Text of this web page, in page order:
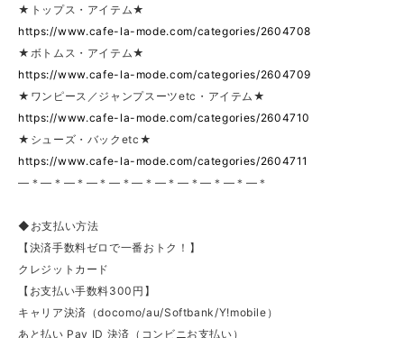
★トップス・アイテム★
https://www.cafe-la-mode.com/categories/2604708
★ボトムス・アイテム★
https://www.cafe-la-mode.com/categories/2604709
★ワンピース／ジャンプスーツetc・アイテム★
https://www.cafe-la-mode.com/categories/2604710
★シューズ・バックetc★
https://www.cafe-la-mode.com/categories/2604711
—＊—＊—＊—＊—＊—＊—＊—＊—＊—＊—＊
◆お支払い方法
【決済手数料ゼロで一番おトク！】
クレジットカード
【お支払い手数料300円】
キャリア決済（docomo/au/Softbank/Y!mobile）
あと払い Pay ID 決済（コンビニお支払い）